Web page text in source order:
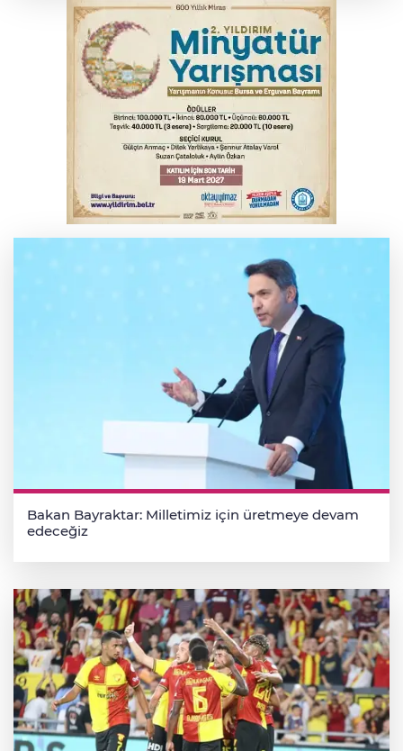
İş makinesinin camına kafasını çarpan
operatör yaralandı
Babasını ziyarete giderken kazada
hayatını kaybetti
İnegöl'de orman yangını; Havadan ve
karadan müdahale başlatıldı
Bakan Bayraktar: Milletimiz için üretmeye devam
edeceğiz